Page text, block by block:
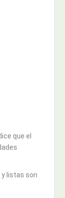
que el
listas son